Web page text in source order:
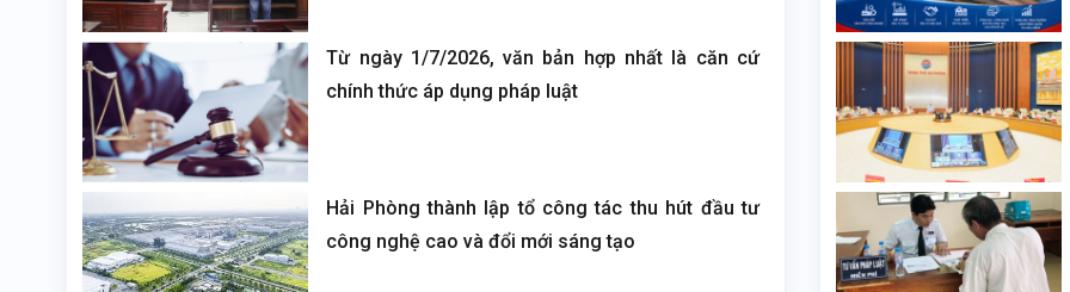
Từ ngày 1/7/2026, văn bản hợp nhất là căn cứ
chính thức áp dụng pháp luật
Hải Phòng thành lập tổ công tác thu hút đầu tư
công nghệ cao và đổi mới sáng tạo